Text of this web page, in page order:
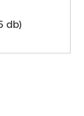
db)